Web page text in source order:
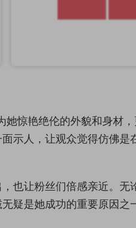
惊艳绝伦的外貌和身材
示人，让观众觉得仿佛是
也让粉丝们倍感亲近。无
疑是她成功的重要原因之